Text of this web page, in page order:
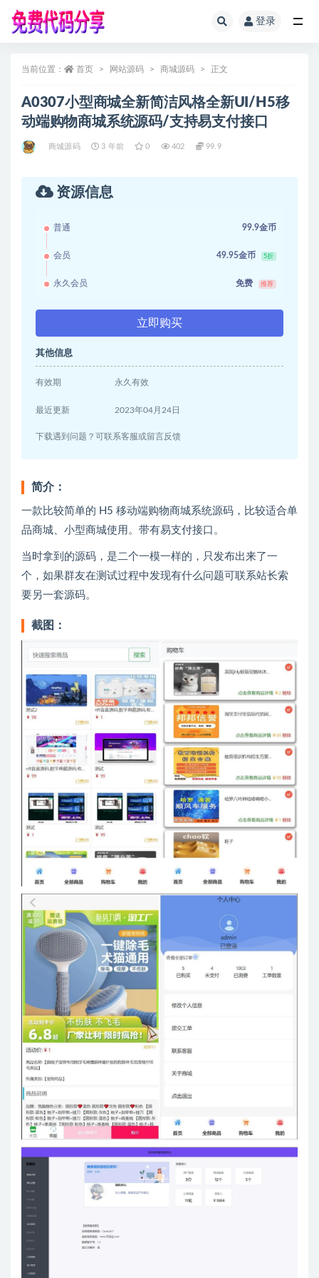
登录
当前位置： 首页 网站源码 商城源码 正文
A0307小型商城全新简洁风格全新UI/H5移
动端购物商城系统源码/支持易支付接口
商城源码 3 年前 0 402 99.9
资源信息
普通 99.9金币
会员 49.95金币 5折
永久会员 免费 推荐
立即购买
其他信息
有效期 永久有效
最近更新 2023年04月24日
下载遇到问题？可联系客服或留言反馈
简介：
一款比较简单的 H5 移动端购物商城系统源码，比较适合单
品商城、小型商城使用。带有易支付接口。
当时拿到的源码，是二个一模一样的，只发布出来了一
个，如果群友在测试过程中发现有什么问题可联系站长索
要另一套源码。
截图：